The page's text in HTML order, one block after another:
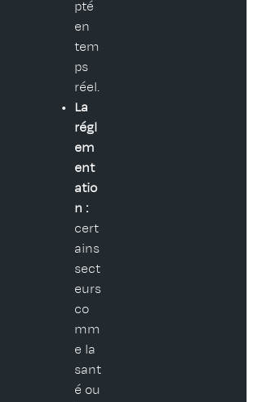
pté
en
tem
ps
réel.
La
régl
em
ent
atio
n :
cert
ains
sect
eurs
co
mm
e la
sant
é ou